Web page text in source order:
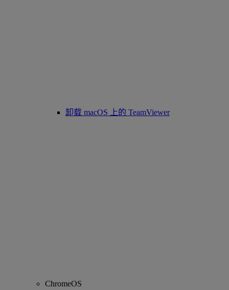
卸载 macOS 上的 TeamViewer
ChromeOS